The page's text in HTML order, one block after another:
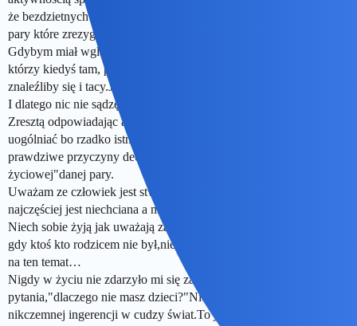
że bezdzietnych małżeństw w tym kręgu nie ma.Ba! Są tu chyba 4
pary które zrezygnowały ze ślubu ale nie z dzieci…
Gdybym miał wgląd w życie prywatne rozmaitych znajomków
którzy kiedyś tam, przewijali mi się przez życie,z pewnością
znaleźliby się i tacy.Jednak nikt nie przychodzi mi do głowy.NIKT.
I dlatego nic nie sądzę.
Zresztą odpowiadając akurat na takie pytania,uważam ze nie wolno
uogólniać bo rzadko istnieje szansa na to by faktycznie znać
prawdziwe przyczyny decyzji czy jakiejś,nazwijmy to"filozofii
życiowej"danej pary.
Uważam ze człowiek jest stworzeniem stadnym i to samotność
najczęściej jest niechciana a nie z wyboru!
Niech sobie żyją jak uważają za stosowne choć bywa to irytujące
gdy ktoś kto rodzicem nie był,nie jest a wygłasza jakieś “prawdy”
na ten temat…
Nigdy w życiu nie zdarzyło mi się zadawać tak chamskiego
pytania,"dlaczego nie masz dzieci?"Nie wyobrażam sobie tak
nikczemnej ingerencji w cudzy świat.To jest dopuszczalne na